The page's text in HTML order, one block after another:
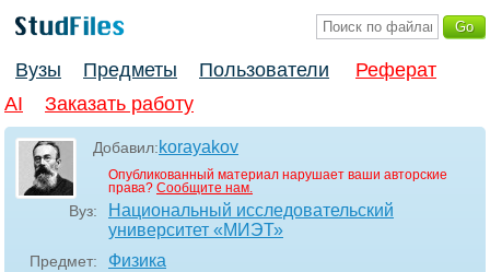
Вузы Предметы Пользователи
Реферат
AI
Заказать работу
Добавил:korayakov
Опубликованный материал нарушает ваши авторские
права? Сообщите нам.
Вуз:
Национальный исследовательский
университет «МИЭТ»
Предмет: Физика